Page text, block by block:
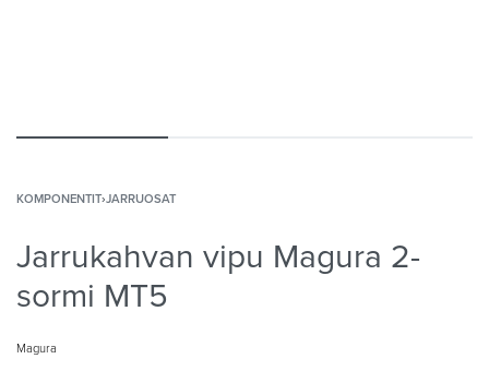
KOMPONENTIT›JARRUOSAT
Jarrukahvan vipu Magura 2-
sormi MT5
Magura